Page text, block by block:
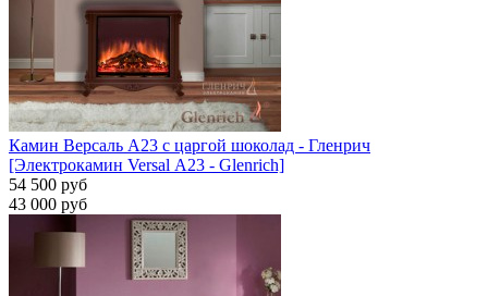
Камин Версаль A23 с царгой шоколад - Гленрич
[Электрокамин Versal А23 - Glenrich]
54 500 руб
43 000 руб